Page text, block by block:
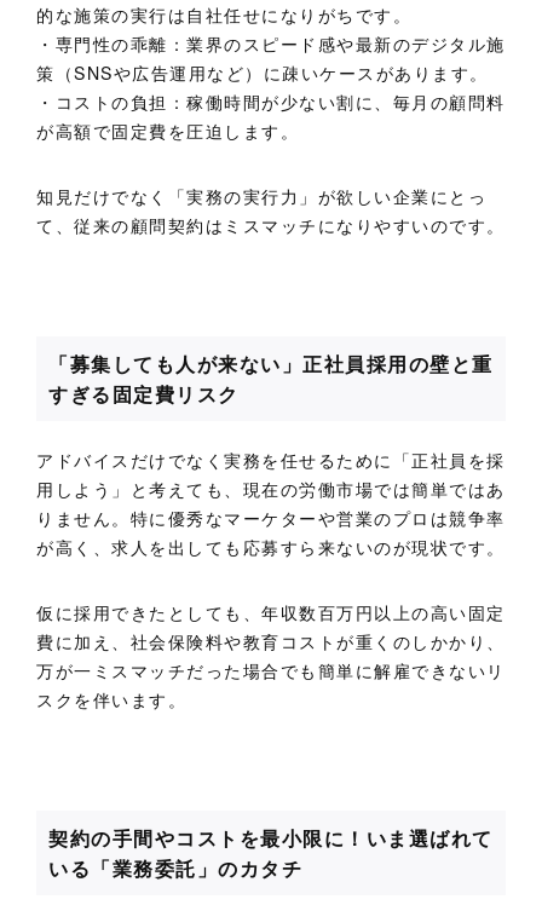
的な施策の実行は自社任せになりがちです。
・ 専門性の乖離：業界のスピード感や最新のデジタル施
策（SNSや広告運用など）に疎いケースがあります。
・コストの負担：稼働時間が少ない割に、毎月の顧問料
が高額で固定費を圧迫します。
知見だけでなく「実務の実行力」が欲しい企業にとっ
て、従来の顧問契約はミスマッチになりやすいのです。
「募集しても人が来ない」正社員採用の壁と重
すぎる固定費リスク
アドバイスだけでなく実務を任せるために「正社員を採
用しよう」と考えても、現在の労働市場では簡単ではあ
りません。特に優秀なマーケターや営業のプロは競争率
が高く、求人を出しても応募すら来ないのが現状です。
仮に採用できたとしても、年収数百万円以上の高い固定
費に加え、社会保険料や教育コストが重くのしかかり、
万が一ミスマッチだった場合でも簡単に解雇できないリ
スクを伴います。
契約の手間やコストを最小限に！いま選ばれて
いる「業務委託」のカタチ